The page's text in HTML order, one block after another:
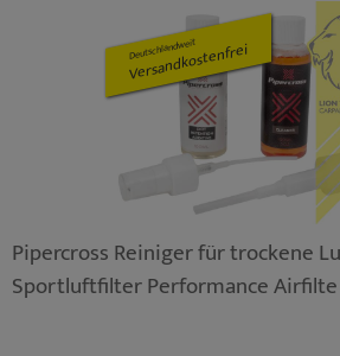
Deutschlandweit
Versandkostenfrei
Pipercross Reiniger für trockene
Sportluftfilter Performance Airfilte